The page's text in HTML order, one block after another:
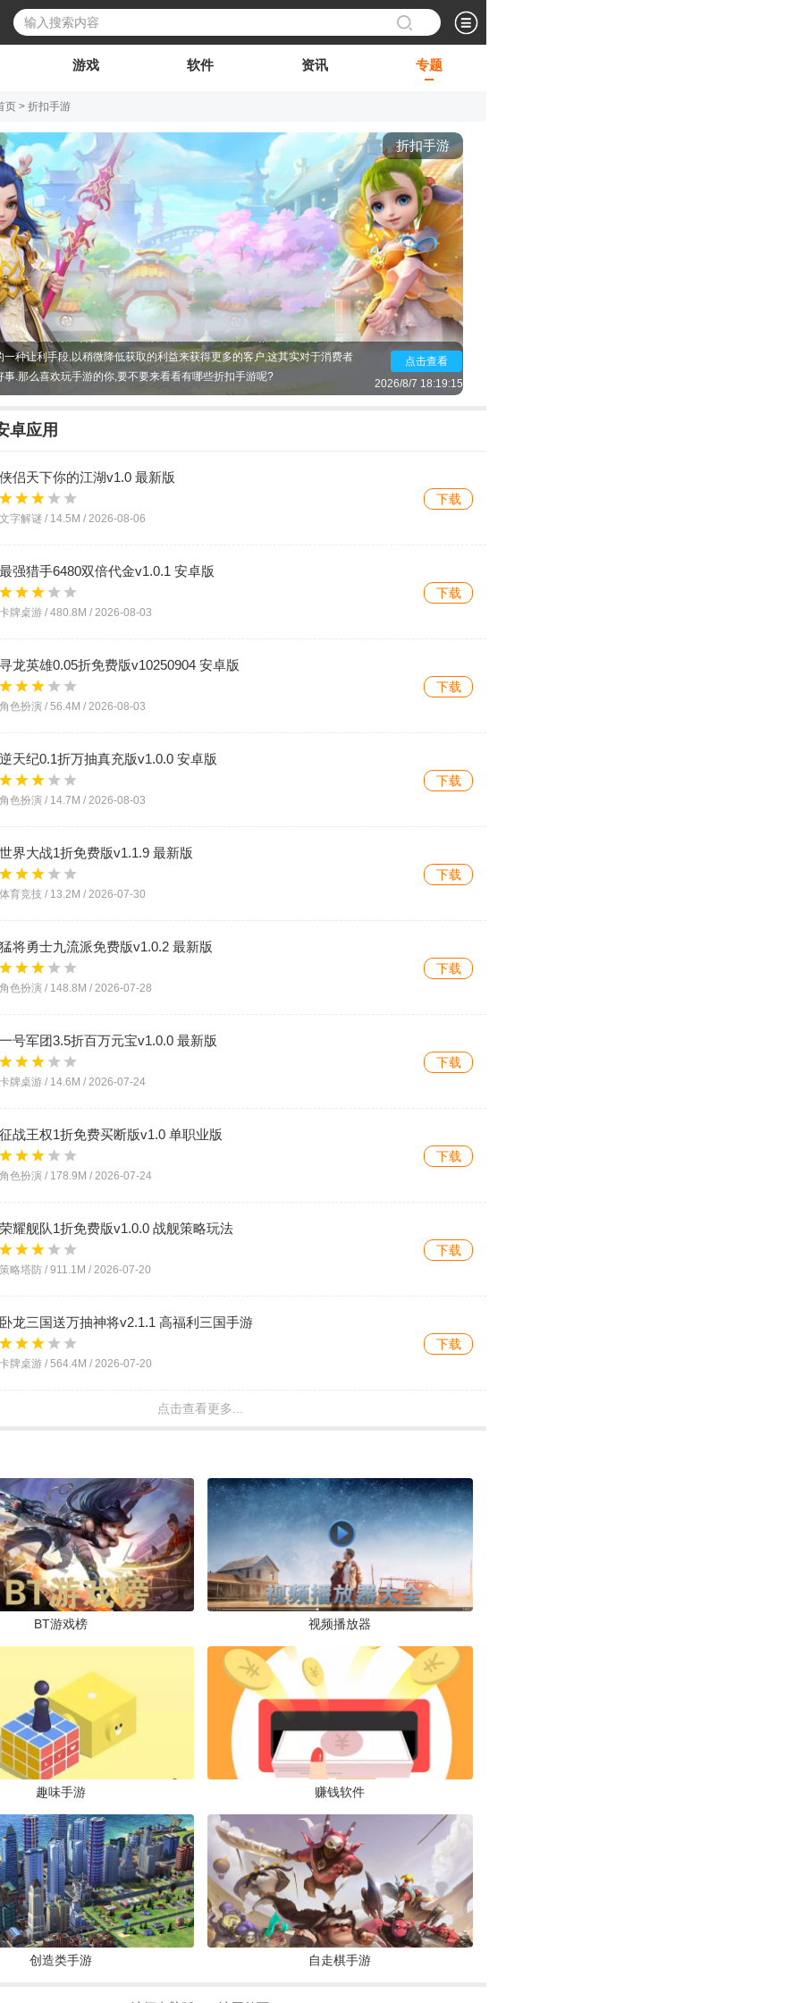
游戏 软件 资讯 专题
页 > 折扣手游
折扣手游
户端提示无法提供服务,为啥有的手游客户端有很大的折扣,问道手游4.1折扣
手游充值折扣...打折这事儿我们在日常生活中就有听到,很多人也是知道折
一种让利手段,以稍微降低获取的利益来获得更多的客户,这其实对于消费者
事.那么喜欢玩手游的你,要不要来看看有哪些折扣手游呢?
点击查看
2026/8/7 18:19:15
卓应用
侠侣天下你的江湖v1.0 最新版
文字解谜 / 14.5M / 2026-08-06
下载
最强猎手6480双倍代金v1.0.1 安卓版
卡牌桌游 / 480.8M / 2026-08-03
下载
寻龙英雄0.05折免费版v10250904 安卓版
角色扮演 / 56.4M / 2026-08-03
下载
逆天纪0.1折万抽真充版v1.0.0 安卓版
角色扮演 / 14.7M / 2026-08-03
下载
世界大战1折免费版v1.1.9 最新版
体育竞技 / 13.2M / 2026-07-30
下载
猛将勇士九流派免费版v1.0.2 最新版
角色扮演 / 148.8M / 2026-07-28
下载
一号军团3.5折百万元宝v1.0.0 最新版
卡牌桌游 / 14.6M / 2026-07-24
下载
征战王权1折免费买断版v1.0 单职业版
角色扮演 / 178.9M / 2026-07-24
下载
荣耀舰队1折免费版v1.0.0 战舰策略玩法
策略塔防 / 911.1M / 2026-07-20
下载
卧龙三国送万抽神将v2.1.1 高福利三国手游
卡牌桌游 / 564.4M / 2026-07-20
下载
全民祖玛火龙天天送1000v1.0.2 祖玛火龙传奇手游
群雄之战日送328免费版v1.0.2 零氪打金传奇
角色扮演 /148.2M/2026-07-15
下载
弑神斩仙灭世沉默免费版v1.0.2 高爆沉默传奇
角色扮演 /148M/2026-07-15
江湖我最牛GM狂送真充超超变v1.0.2 武侠超变游戏
角色扮演 /178.7M 2026-07-14
下载
十二战纪0.05折6480v1 卡牌养成游戏
卡牌桌游 /418.5M/2026-07-14
下载
王者之剑2复古攻速十二流派传奇手游v1.0.2 多流派转职玛法冒险游戏
角色扮演 /185M/2026-07-06
下载
点击查看更多...
BT游戏榜 视频播放器
趣味手游 赚钱软件
创造类手游 自走棋手游